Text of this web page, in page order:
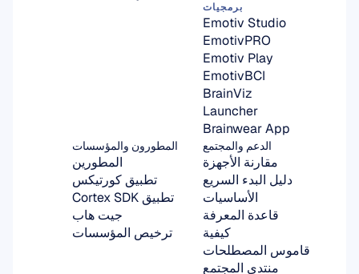
برمجيات
Emotiv Studio
EmotivPRO
Emotiv Play
EmotivBCI
BrainViz
Launcher
Brainwear App
الدعم والمجتمع
مقارنة الأجهزة
دليل البدء السريع
الأساسيات
قاعدة المعرفة
كيفية
قاموس المصطلحات
منتدى المجتمع
المطورون والمؤسسات
المطورين
تطبيق كورتيكس
تطبيق Cortex SDK
جيت هاب
ترخيص المؤسسات